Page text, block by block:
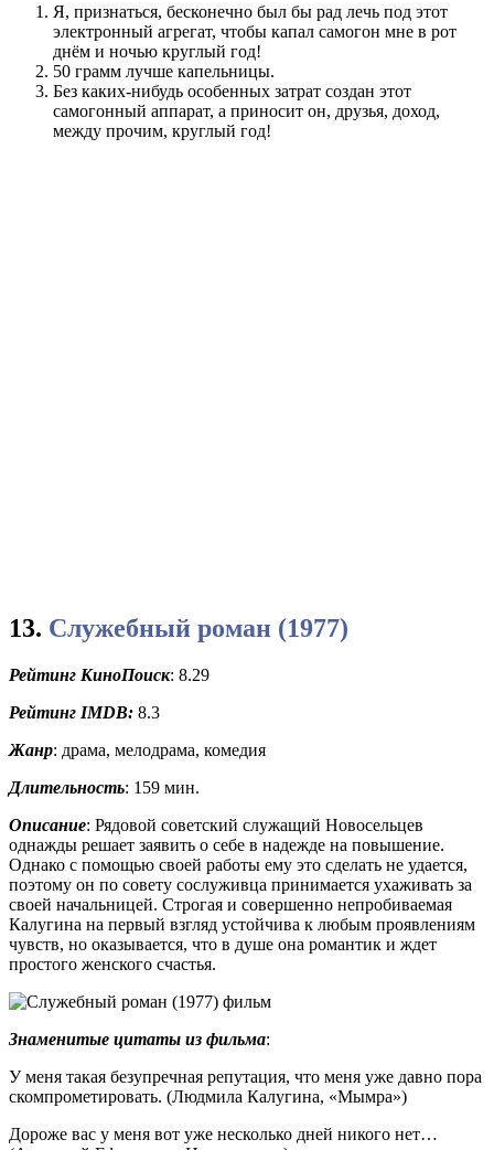
Я, признаться, бесконечно был бы рад лечь под этот
электронный агрегат, чтобы капал самогон мне в рот
днём и ночью круглый год!
50 грамм лучше капельницы.
Без каких-нибудь особенных затрат создан этот
самогонный аппарат, а приносит он, друзья, доход,
между прочим, круглый год!
13. Служебный роман (1977)
Рейтинг КиноПоиск: 8.29
Рейтинг IMDB: 8.3
Жанр: драма, мелодрама, комедия
Длительность: 159 мин.
Описание: Рядовой советский служащий Новосельцев
однажды решает заявить о себе в надежде на повышение.
Однако с помощью своей работы ему это сделать не удается,
поэтому он по совету сослуживца принимается ухаживать за
своей начальницей. Строгая и совершенно непробиваемая
Калугина на первый взгляд устойчива к любым проявлениям
чувств, но оказывается, что в душе она романтик и ждет
простого женского счастья.
Знаменитые цитаты из фильма:
У меня такая безупречная репутация, что меня уже давно пора
скомпрометировать. (Людмила Калугина, «Мымра»)
Дороже вас у меня вот уже несколько дней никого нет…